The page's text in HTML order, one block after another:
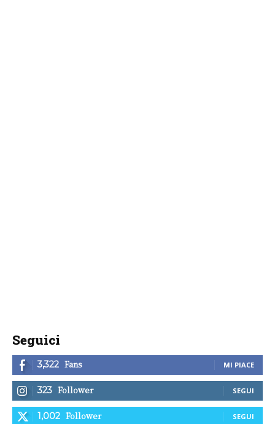
Seguici
3,322 Fans MI PIACE
323 Follower SEGUI
1,002 Follower SEGUI